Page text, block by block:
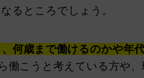
るところでしょう。
何歳まで働けるのかや年
働こうと考えている方や